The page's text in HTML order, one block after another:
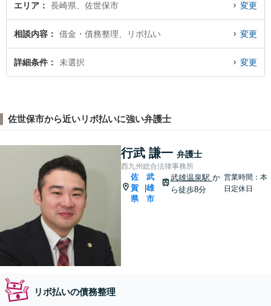
エリア 長崎県、佐世保市 変更
相談内容 借金・債務整理、リボ払い 変更
詳細条件 未選択 変更
佐世保市から近いリボ払いに強い弁護士
行武 謙一 弁護士
西九州総合法律事務所
佐
賀
県
|
武
雄
市
武雄温泉駅 か
ら徒歩8分
営業時間：本
日定休日
リボ払いの債務整理